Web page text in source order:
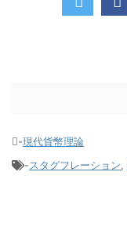
-現代貨幣理論
-スタグフレーション,